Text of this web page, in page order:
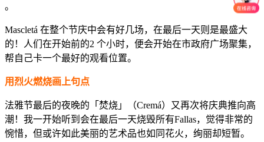
。
Mascletá 在整个节庆中会有好几场，在最后一天则是最盛大
的！人们在开始前的2 个小时，便会开始在市政府广场聚集，
帮自己卡一个最好的观看位置。
用烈火燃烧画上句点
法雅节最后的夜晚的「焚烧」（Cremá）又再次将庆典推向高
潮！我一开始听到会在最后一天烧毁所有Fallas，觉得非常的
惋惜，但或许如此美丽的艺术品也如同花火，绚丽却短暂。